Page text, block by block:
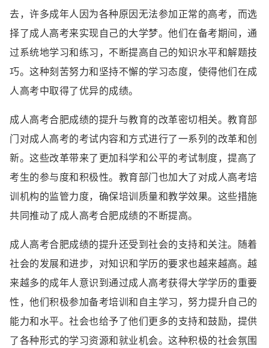
去，许多成年人因为各种原因无法参加正常的高考，而选
择了成人高考来实现自己的大学梦。他们在备考期间，通
过系统地学习和练习，不断提高自己的知识水平和解题技
巧。这种刻苦努力和坚持不懈的学习态度，使得他们在成
人高考中取得了优异的成绩。
成人高考合肥成绩的提升与教育的改革密切相关。教育部
门对成人高考的考试内容和方式进行了一系列的改革和创
新。这些改革带来了更加科学和公平的考试制度，提高了
考生的参与度和积极性。教育部门也加大了对成人高考培
训机构的监管力度，确保培训质量和教学效果。这些措施
共同推动了成人高考合肥成绩的不断提高。
成人高考合肥成绩的提升还受到社会的支持和关注。随着
社会的发展和进步，对知识和学历的要求也越来越高。越
来越多的成年人意识到通过成人高考获得大学学历的重要
性，他们积极参加备考培训和自主学习，努力提升自己的
能力和水平。社会也给予了他们更多的支持和鼓励，提供
了各种形式的学习资源和就业机会。这种积极的社会氛围